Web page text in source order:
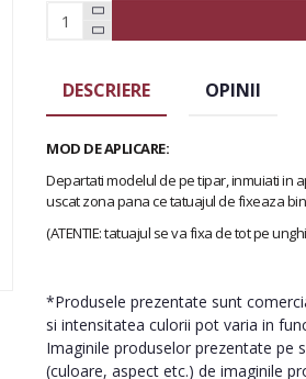
DESCRIERE OPINII
MOD DE APLICARE:
Departati modelul de pe tipar, inmuiati in
uscat zona pana ce tatuajul de fixeaza
(ATENTIE: tatuajul se va fixa de tot pe
*Produsele prezentate sunt
si intensitatea culorii pot varia in
Imaginile produselor prezentate pe
(culoare, aspect etc.) de imaginile